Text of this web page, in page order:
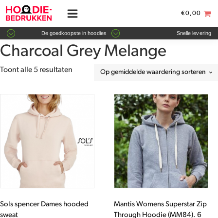
€0,00
De goedkoopste in hoodies Snelle levering
Charcoal Grey Melange
Toont alle 5 resultaten Gesorteerd
Sols spencer Dames hooded
sweat
heeft
meerdere
variaties.
Deze
optie
gekozen
op
de
Mantis Womens Superstar Zip
Through Hoodie (MM84). 6
Dit
product
heeft
meerdere
variaties.
Deze
optie
kan
gekozen
op
de